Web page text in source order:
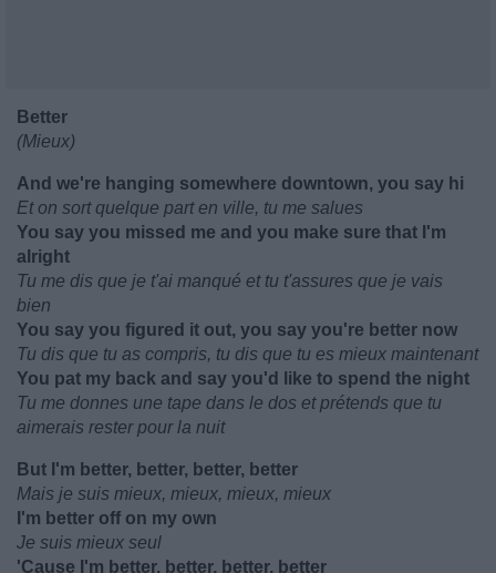
Better
(Mieux)
And we're hanging somewhere downtown, you say hi
Et on sort quelque part en ville, tu me salues
You say you missed me and you make sure that I'm
alright
Tu me dis que je t'ai manqué et tu t'assures que je vais
bien
You say you figured it out, you say you're better now
Tu dis que tu as compris, tu dis que tu es mieux maintenant
You pat my back and say you'd like to spend the night
Tu me donnes une tape dans le dos et prétends que tu
aimerais rester pour la nuit
But I'm better, better, better, better
Mais je suis mieux, mieux, mieux, mieux
I'm better off on my own
Je suis mieux seul
'Cause I'm better, better, better, better